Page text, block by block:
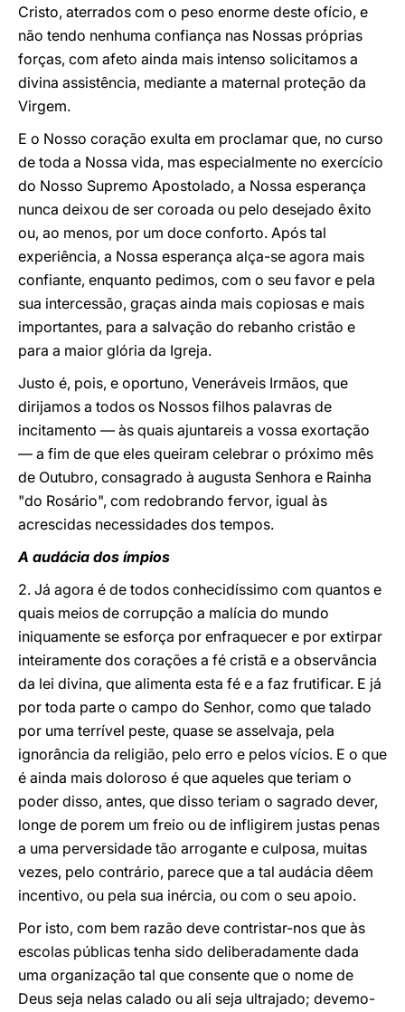
Cristo, aterrados com o peso enorme deste ofício, e
não tendo nenhuma confiança nas Nossas próprias
forças, com afeto ainda mais intenso solicitamos a
divina assistência, mediante a maternal proteção da
Virgem.
E o Nosso coração exulta em proclamar que, no curso
de toda a Nossa vida, mas especialmente no exercício
do Nosso Supremo Apostolado, a Nossa esperança
nunca deixou de ser coroada ou pelo desejado êxito
ou, ao menos, por um doce conforto. Após tal
experiência, a Nossa esperança alça-se agora mais
confiante, enquanto pedimos, com o seu favor e pela
sua intercessão, graças ainda mais copiosas e mais
importantes, para a salvação do rebanho cristão e
para a maior glória da Igreja.
Justo é, pois, e oportuno, Veneráveis Irmãos, que
dirijamos a todos os Nossos filhos palavras de
incitamento ― às quais ajuntareis a vossa exortação
― a fim de que eles queiram celebrar o próximo mês
de Outubro, consagrado à augusta Senhora e Rainha
"do Rosário", com redobrando fervor, igual às
acrescidas necessidades dos tempos.
A audácia dos ímpios
2. Já agora é de todos conhecidíssimo com quantos e
quais meios de corrupção a malícia do mundo
iniquamente se esforça por enfraquecer e por extirpar
inteiramente dos corações a fé cristã e a observância
da lei divina, que alimenta esta fé e a faz frutificar. E já
por toda parte o campo do Senhor, como que talado
por uma terrível peste, quase se asselvaja, pela
ignorância da religião, pelo erro e pelos vícios. E o que
é ainda mais doloroso é que aqueles que teriam o
poder disso, antes, que disso teriam o sagrado dever,
longe de porem um freio ou de infligirem justas penas
a uma perversidade tão arrogante e culposa, muitas
vezes, pelo contrário, parece que a tal audácia dêem
incentivo, ou pela sua inércia, ou com o seu apoio.
Por isto, com bem razão deve contristar-nos que às
escolas públicas tenha sido deliberadamente dada
uma organização tal que consente que o nome de
Deus seja nelas calado ou ali seja ultrajado; devemo-